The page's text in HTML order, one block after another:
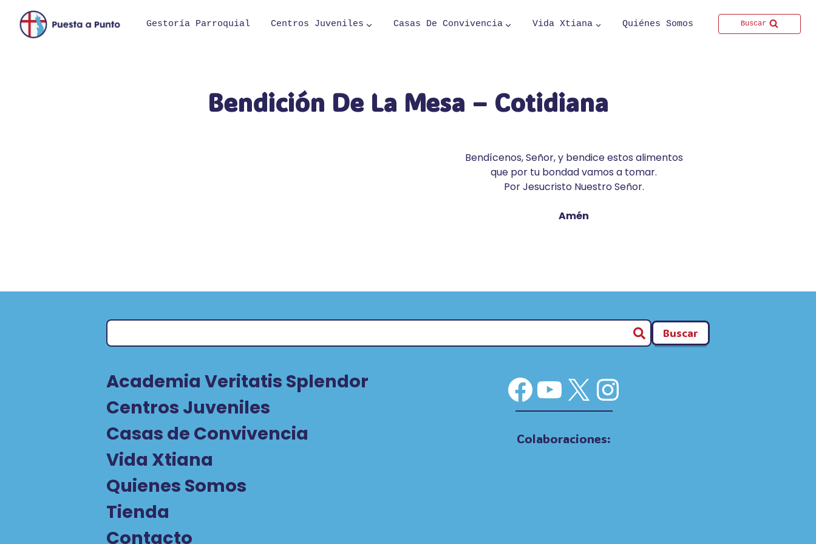
contenido
Gestoría Parroquial Centros Juveniles Casas De Convivencia Vida Xtiana Quiénes Somos Buscar
Bendición De La Mesa – Cotidiana
Bendícenos, Señor, y bendice estos alimentos
que por tu bondad vamos a tomar.
Por Jesucristo Nuestro Señor.
Amén
Buscar
Academia Veritatis Splendor
Centros Juveniles
Casas de Convivencia
Vida Xtiana
Quienes Somos
Tienda
Contacto
Facebook
YouTube
X Instagram
Colaboraciones: